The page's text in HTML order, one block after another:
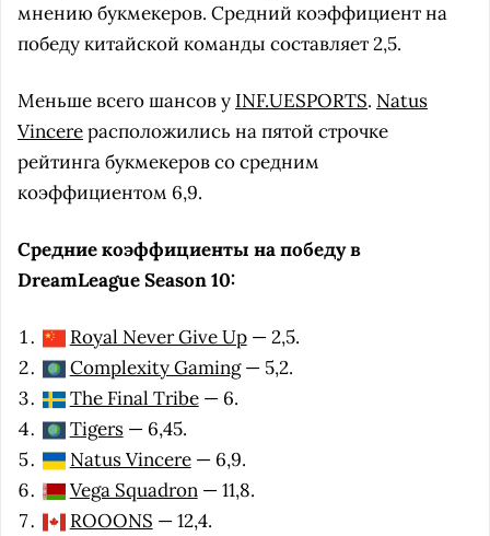
мнению букмекеров. Средний коэффициент на
победу китайской команды составляет 2,5.
Меньше всего шансов у INF.UESPORTS. Natus
Vincereрасположились на пятой строчке
рейтинга букмекеров со средним
коэффициентом 6,9.
Средние коэффициенты на победу в
DreamLeague Season 10:
Royal Never Give Up— 2,5.
Complexity Gaming— 5,2.
The Final Tribe— 6.
Tigers— 6,45.
Natus Vincere— 6,9.
Vega Squadron— 11,8.
ROOONS — 12,4.